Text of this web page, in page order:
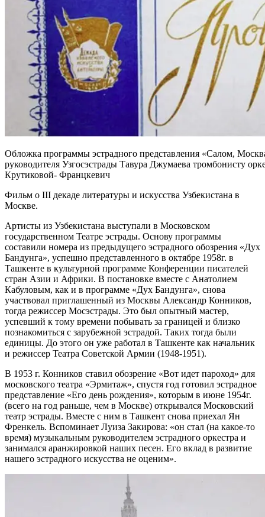
Обложка программы эстрадного представления «Салом,
руководителя Узгосэстрады Тавура Джумаева тромбонисту
Крутиковой- Францкевич
Фильм о III декаде литературы и искусства Узбекистана в
Москве.
Артисты из Узбекистана выступали в Московском
государственном Театре эстрады. Основу программы
составили номера из предыдущего эстрадного обозрения «Дух
Бандунга», успешно представленного в октябре 1958г. в
Ташкенте в культурной программе Конференции писателей
стран Азии и Африки. В постановке вместе с Анатолием
Кабуловым, как и в программе «Дух Бандунга», снова
участвовал приглашенный из Москвы Александр Конников,
тогда режиссер Мосэстрады. Это был опытный мастер,
успевший к тому времени побывать за границей и близко
познакомиться с зарубежной эстрадой. Таких тогда были
единицы. До этого он уже работал в Ташкенте как начальник
и режиссер Театра Советской Армии (1948-1951).
В 1953 г. Конников ставил обозрение «Вот идет пароход» для
московского театра «Эрмитаж», спустя год готовил эстрадное
представление «Его день рождения», которым в июне 1954г.
(всего на год раньше, чем в Москве) открывался Московский
театр эстрады. Вместе с ним в Ташкент снова приехал Ян
Френкель. Вспоминает Луиза Закирова: «он стал (на какое-то
время) музыкальным руководителем эстрадного оркестра и
занимался аранжировкой наших песен. Его вклад в развитие
нашего эстрадного искусства не оценим».